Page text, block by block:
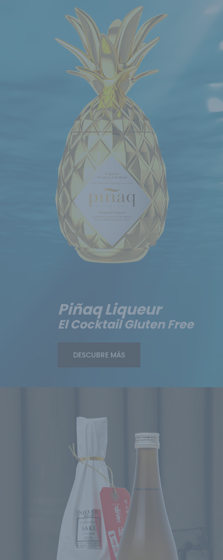
Piñaq Liqueur
El Cocktail Gluten Free
DESCUBRE MÁS